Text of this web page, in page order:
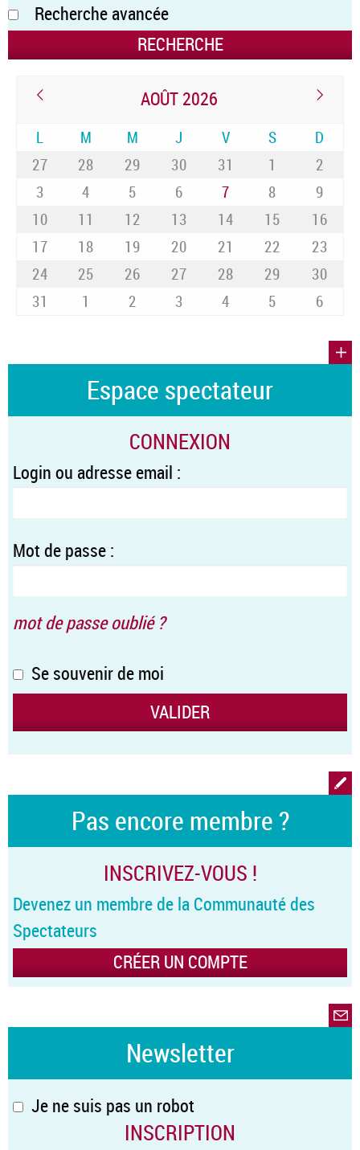
Recherche avancée
AOÛT 2026
L M M J V S
D
27
28 29 30 31 1
2
3
4 5 6 7 8
9
10
11 12 13 14 15
16
17
18 19 20 21 22
23
24
25 26 27 28 29
30
31
1 2 3 4 5 6
Espace spectateur
CONNEXION
Login ou adresse email :
Mot de passe :
mot de passe oublié ?
Se souvenir de moi
Pas encore membre ?
INSCRIVEZ-VOUS !
Devenez un membre de la Communauté des
Spectateurs
CRÉER UN COMPTE
Newsletter
Je ne suis pas un robot
INSCRIPTION